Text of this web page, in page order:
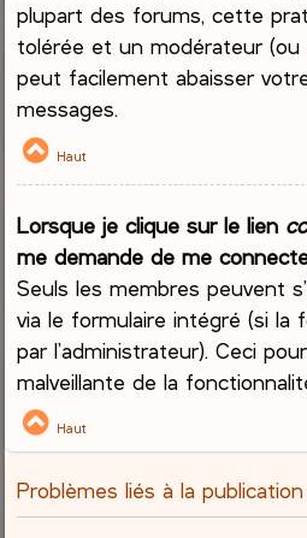
plupart des forums, cette
tolérée et un modérateur (ou
peut facilement abaisser
messages.
Haut
Lorsque je clique sur le lien
me demande de me
Seuls les membres peuvent
via le formulaire intégré (si la
par l’administrateur). Ceci
malveillante de la
Haut
Problèmes liés à la